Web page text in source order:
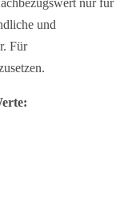
und
Für